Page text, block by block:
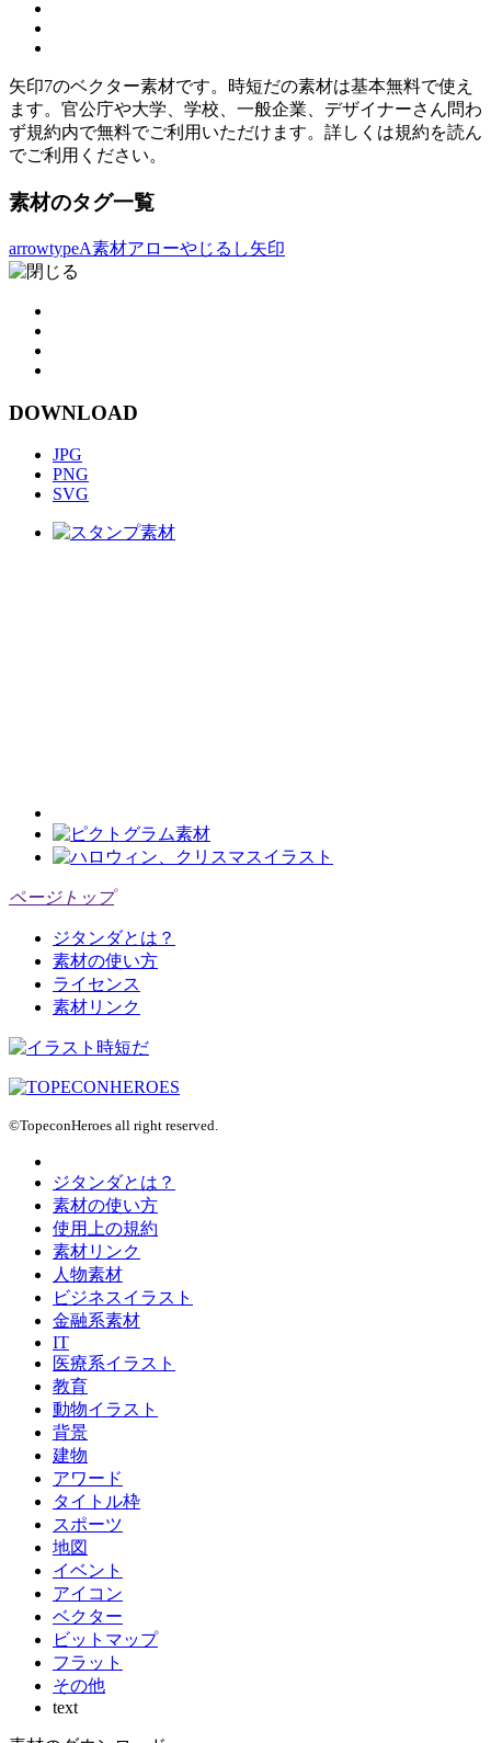
矢印7のベクター素材です。時短だの素材は基本無料で使え
ます。官公庁や大学、学校、一般企業、デザイナーさん問わ
ず規約内で無料でご利用いただけます。詳しくは規約を読ん
でご利用ください。
素材のタグ一覧
arrowtypeA素材アローやじるし矢印
DOWNLOAD
JPG
PNG
SVG
ページトップ
ジタンダとは？
素材の使い方
ライセンス
素材リンク
©TopeconHeroes all right reserved.
ジタンダとは？
素材の使い方
使用上の規約
素材リンク
人物素材
ビジネスイラスト
金融系素材
IT
医療系イラスト
教育
動物イラスト
背景
建物
アワード
タイトル枠
スポーツ
地図
イベント
アイコン
ベクター
ビットマップ
フラット
その他
text